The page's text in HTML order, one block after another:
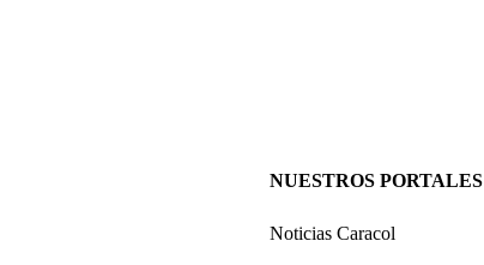
NUESTROS PORTALES
Noticias Caracol